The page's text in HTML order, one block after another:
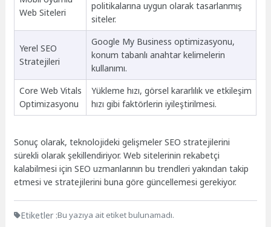
Web Siteleri
politikalarına uygun olarak tasarlanmış
siteler.
Yerel SEO
Stratejileri
Google My Business optimizasyonu,
konum tabanlı anahtar kelimelerin
kullanımı.
Core Web Vitals
Optimizasyonu
Yükleme hızı, görsel kararlılık ve etkileşim
hızı gibi faktörlerin iyileştirilmesi.
Sonuç olarak, teknolojideki gelişmeler SEO stratejilerini
sürekli olarak şekillendiriyor. Web sitelerinin rekabetçi
kalabilmesi için SEO uzmanlarının bu trendleri yakından takip
etmesi ve stratejilerini buna göre güncellemesi gerekiyor.
Etiketler :Bu yazıya ait etiket bulunamadı.